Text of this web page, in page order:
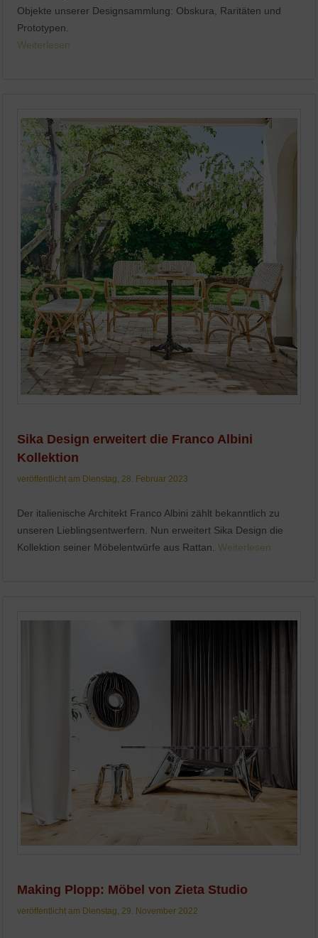
Objekte unserer Designsammlung: Obskura, Raritäten und
Prototypen.
Weiterlesen
Sika Design erweitert die Franco Albini
Kollektion
veröffentlicht am Dienstag, 28. Februar 2023
Der italienische Architekt Franco Albini zählt bekanntlich zu
unseren Lieblingsentwerfern. Nun erweitert Sika Design die
Kollektion seiner Möbelentwürfe aus Rattan.Weiterlesen
Making Plopp: Möbel von Zieta Studio
veröffentlicht am Dienstag, 29. November 2022